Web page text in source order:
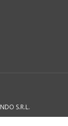
S.R.L.